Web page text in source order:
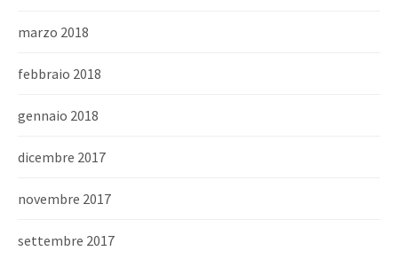
marzo 2018
febbraio 2018
gennaio 2018
dicembre 2017
novembre 2017
settembre 2017